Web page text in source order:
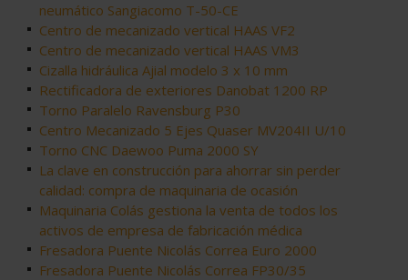
neumático Sangiacomo T-50-CE
Centro de mecanizado vertical HAAS VF2
Centro de mecanizado vertical HAAS VM3
Cizalla hidráulica Ajial modelo 3 x 10 mm
Rectificadora de exteriores Danobat 1200 RP
Torno Paralelo Ravensburg P30
Centro Mecanizado 5 Ejes Quaser MV204II U/10
Torno CNC Daewoo Puma 2000 SY
La clave en construcción para ahorrar sin perder
calidad: compra de maquinaria de ocasión
Maquinaria Colás gestiona la venta de todos los
activos de empresa de fabricación médica
Fresadora Puente Nicolás Correa Euro 2000
Fresadora Puente Nicolás Correa FP30/35